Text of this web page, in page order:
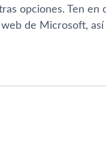
opciones. Ten en
de Microsoft, así